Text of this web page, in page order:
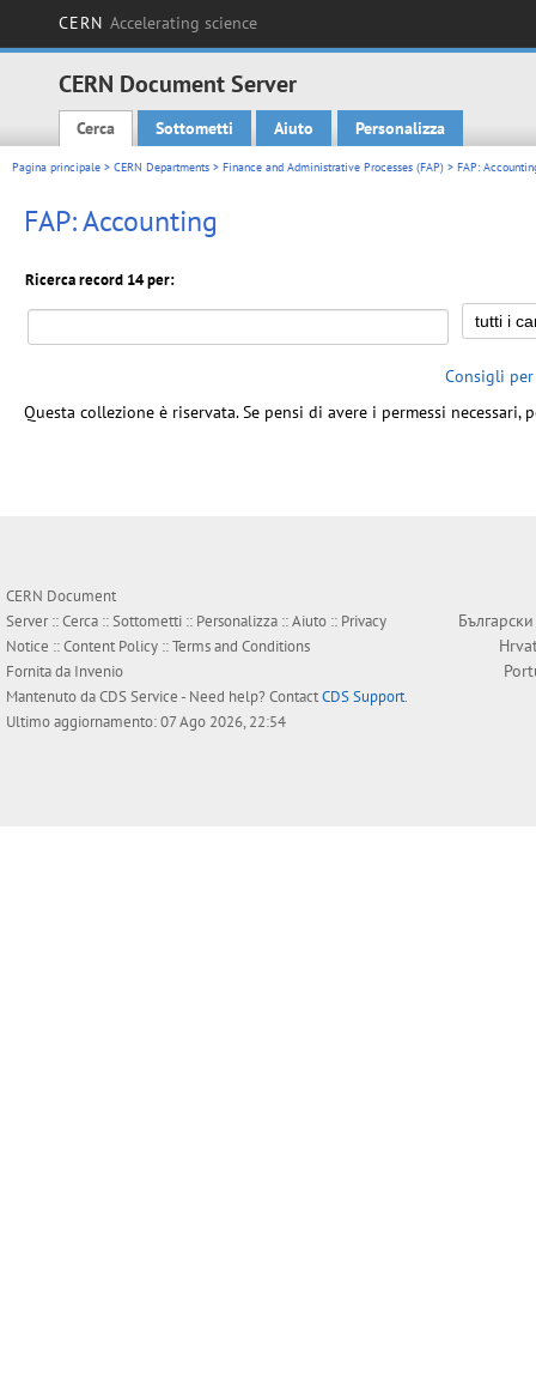
CERN Accelerating science
CERN Document Server
Main menu
Cerca Sottometti Aiuto Personalizza
Pagina principale > CERN Departments > Finance and Administrative Processes (FAP) > FAP:
FAP: Accounting
Ricerca record 14 per:
Consigli per
Questa collezione è riservata. Se pensi di avere i permessi necessari,
CERN Document
Server ::Cerca ::Sottometti :: Personalizza ::Aiuto :: Privacy
Notice ::Content Policy ::Terms and Conditions
Fornita da Invenio
Mantenuto daCDS Service- Need help? ContactCDS Support.
Ultimo aggiornamento: 07 Ago 2026, 22:54
Български